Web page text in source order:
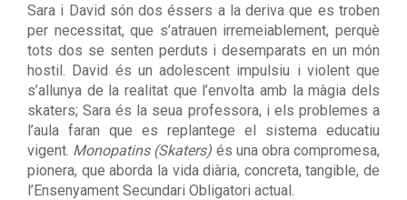
Sara i David són dos éssers a la deriva que es troben
per necessitat, que s’atrauen irremeiablement, perquè
tots dos se senten perduts i desemparats en un món
hostil. David és un adolescent impulsiu i violent que
s’allunya de la realitat que l’envolta amb la màgia dels
skaters; Sara és la seua professora, i els problemes a
l’aula faran que es replantege el sistema educatiu
vigent. Monopatins (Skaters) és una obra compromesa,
pionera, que aborda la vida diària, concreta, tangible, de
l’Ensenyament Secundari Obligatori actual.